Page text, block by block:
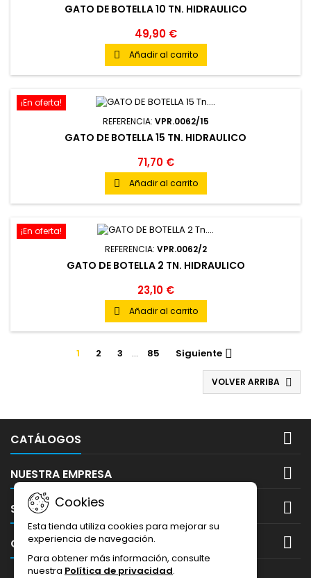
GATO DE BOTELLA 10 TN. HIDRAULICO
49,90 €
 Añadir al carrito
¡En oferta!
REFERENCIA: VPR.0062/15
GATO DE BOTELLA 15 TN. HIDRAULICO
71,70 €
 Añadir al carrito
¡En oferta!
REFERENCIA: VPR.0062/2
GATO DE BOTELLA 2 TN. HIDRAULICO
23,10 €
 Añadir al carrito
1 2 3 … 85 Siguiente 
VOLVER ARRIBA 
CATÁLOGOS 
NUESTRA EMPRESA 
SU CUENTA 
CONTACTO 
Cookies
Esta tienda utiliza cookies para mejorar su
experiencia de navegación.
Para obtener más información, consulte
nuestra Política de privacidad.